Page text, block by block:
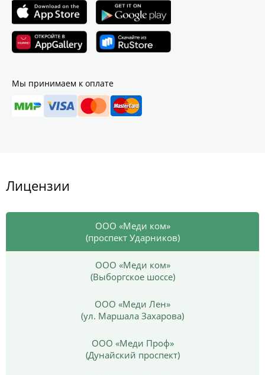
Мы принимаем к оплате
Лицензии
ООО «Меди ком»
(проспект Ударников)
ООО «Меди ком»
(Выборгское шоссе)
ООО «Меди Лен»
(ул. Маршала Захарова)
ООО «Меди Проф»
(Дунайский проспект)